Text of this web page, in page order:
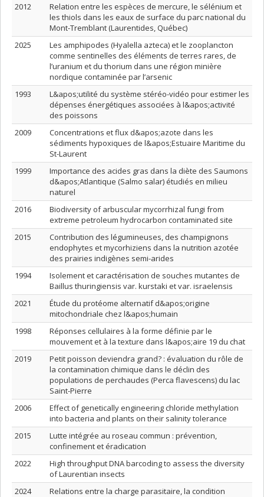
2012
Relation entre les espèces de mercure, le sélénium et
les thiols dans les eaux de surface du parc national du
Mont-Tremblant (Laurentides, Québec)
2025
Les amphipodes (Hyalella azteca) et le zooplancton
comme sentinelles des éléments de terres rares, de
l’uranium et du thorium dans une région minière
nordique contaminée par l’arsenic
1993
L&apos;utilité du système stéréo-vidéo pour estimer les
dépenses énergétiques associées à l&apos;activité
des poissons
2009
Concentrations et flux d&apos;azote dans les
sédiments hypoxiques de l&apos;Estuaire Maritime du
St-Laurent
1999
Importance des acides gras dans la diète des Saumons
d&apos;Atlantique (Salmo salar) étudiés en milieu
naturel
2016
Biodiversity of arbuscular mycorrhizal fungi from
extreme petroleum hydrocarbon contaminated site
2015
Contribution des légumineuses, des champignons
endophytes et mycorhiziens dans la nutrition azotée
des prairies indigènes semi-arides
1994
Isolement et caractérisation de souches mutantes de
Baillus thuringiensis var. kurstaki et var. israelensis
2021
Étude du protéome alternatif d&apos;origine
mitochondriale chez l&apos;humain
1998
Réponses cellulaires à la forme définie par le
mouvement et à la texture dans l&apos;aire 19 du chat
2019
Petit poisson deviendra grand? : évaluation du rôle de
la contamination chimique dans le déclin des
populations de perchaudes (Perca flavescens) du lac
Saint-Pierre
2006
Effect of genetically engineering chloride methylation
into bacteria and plants on their salinity tolerance
2015
Lutte intégrée au roseau commun : prévention,
confinement et éradication
2022
High throughput DNA barcoding to assess the diversity
of Laurentian insects
2024
Relations entre la charge parasitaire, la condition